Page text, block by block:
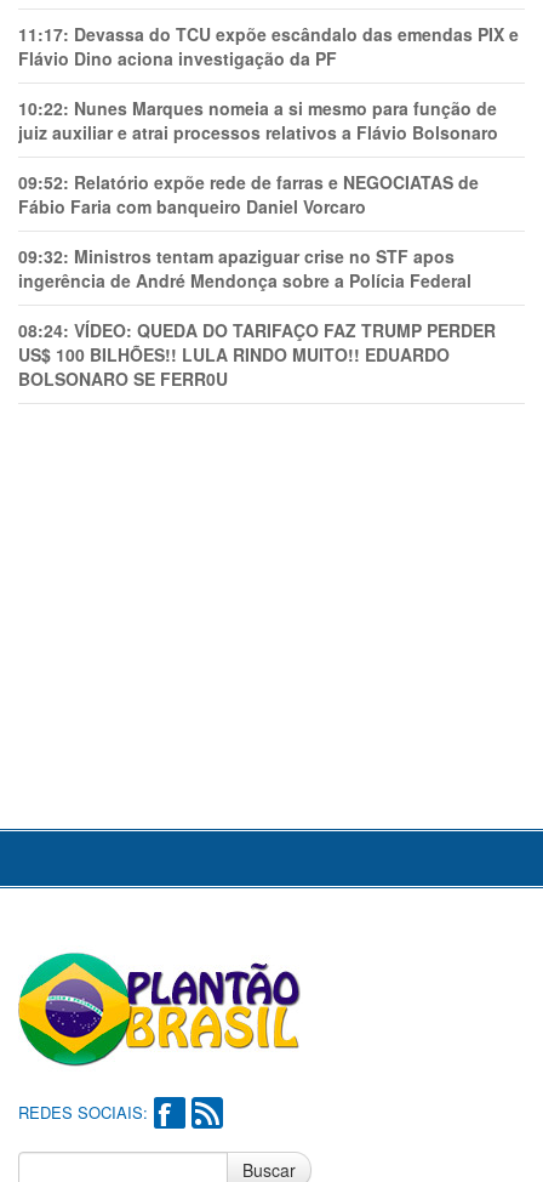
11:17: Devassa do TCU expõe escândalo das emendas PIX e
Flávio Dino aciona investigação da PF
10:22: Nunes Marques nomeia a si mesmo para função de
juiz auxiliar e atrai processos relativos a Flávio Bolsonaro
09:52: Relatório expõe rede de farras e NEGOCIATAS de
Fábio Faria com banqueiro Daniel Vorcaro
09:32: Ministros tentam apaziguar crise no STF apos
ingerência de André Mendonça sobre a Polícia Federal
08:24: VÍDEO: QUEDA DO TARIFAÇO FAZ TRUMP PERDER
US$ 100 BILHÕES!! LULA RINDO MUITO!! EDUARDO
BOLSONARO SE FERR0U
REDES SOCIAIS:
Buscar